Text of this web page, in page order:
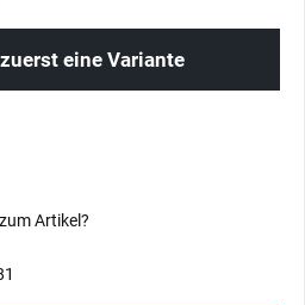
eine Variante
Artikel?